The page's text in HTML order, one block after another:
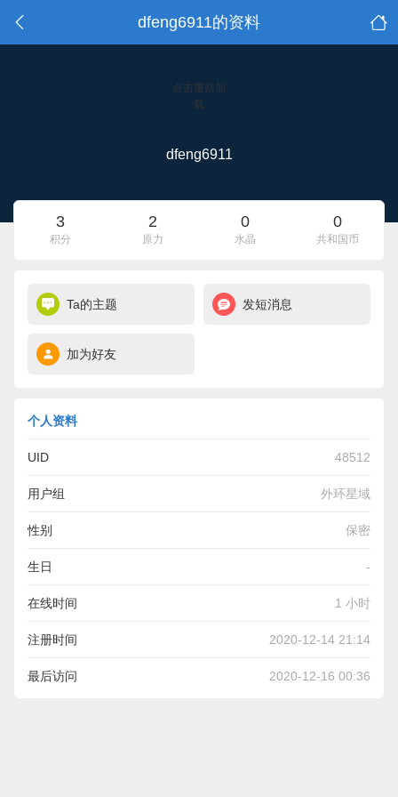
dfeng6911的资料
点击重新加
载
dfeng6911
3
积分
2
原力
0
水晶
0
共和国币
Ta的主题 发短消息
加为好友
个人资料
UID 48512
用户组 外环星域
性别 保密
生日 -
在线时间 1 小时
注册时间 2020-12-14 21:14
最后访问 2020-12-16 00:36